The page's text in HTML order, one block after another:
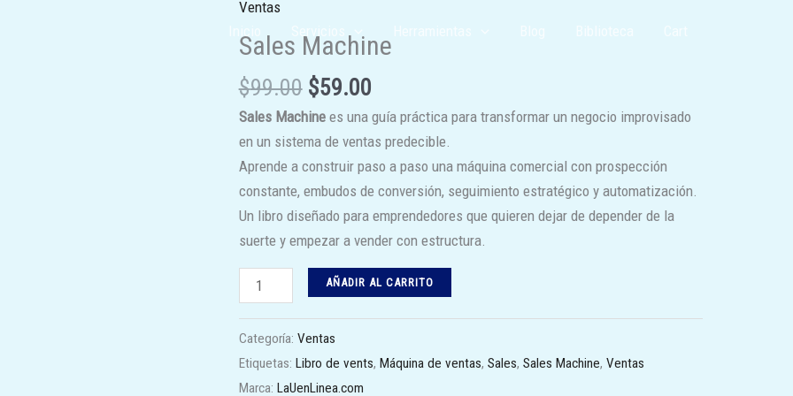
Ventas
Sales Machine
$99.00
precio
original
era:
$99.00.
$59.00
precio
actual
es:
$59.00.
Sales Machinees una guía práctica para transformar un negocio improvisado
en un sistema de ventas predecible.
Aprende a construir paso a paso una máquina comercial con prospección
constante, embudos de conversión, seguimiento estratégico y automatización.
Un libro diseñado para emprendedores que quieren dejar de depender de la
suerte y empezar a vender con estructura.
Sales
Machine
AÑADIR AL CARRITO
Categoría: Ventas
Etiquetas: Libro de vents, Máquina de ventas, Sales, Sales Machine, Ventas
Marca: LaUenLinea.com